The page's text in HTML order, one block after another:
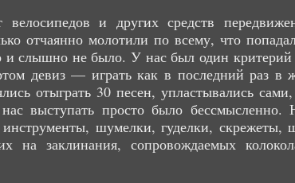
велосипедов и других средств
отчаянно молотили по всему, что
и слышно не было. У нас был один
девиз — играть как в последний раз в
отыграть 30 песен, упластывались
выступать просто было
шумелки, гуделки, скрежеты,
на заклинания, сопровождаемых